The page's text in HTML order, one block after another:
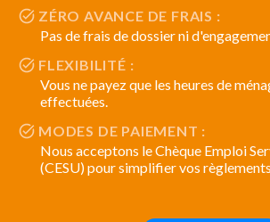
ZÉRO AVANCE DE FRAIS :
Pas de frais de dossier ni
FLEXIBILITÉ :
Vous ne payez que les heures de
effectuées.
MODES DE PAIEMENT :
Nous acceptons le Chèque Emploi
(CESU) pour simplifier vos